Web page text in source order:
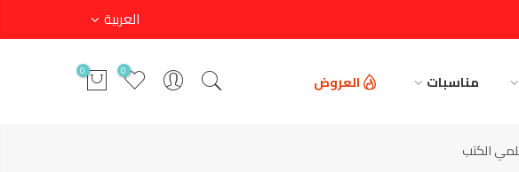
العربية
مناسبات العروض 0
0
الكتب